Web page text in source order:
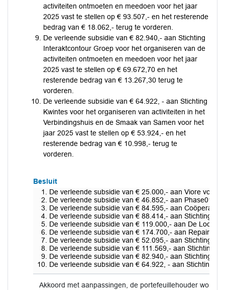
activiteiten ontmoeten en meedoen voor het jaar
2025 vast te stellen op € 93.507,- en het resterende
bedrag van € 18.062,- terug te vorderen.
De verleende subsidie van € 82.940,- aan Stichting
Interaktcontour Groep voor het organiseren van de
activiteiten ontmoeten en meedoen voor het jaar
2025 vast te stellen op € 69.672,70 en het
resterende bedrag van € 13.267,30 terug te
vorderen.
De verleende subsidie van € 64.922, - aan Stichting
Kwintes voor het organiseren van activiteiten in het
Verbindingshuis en de Smaak van Samen voor het
jaar 2025 vast te stellen op € 53.924,- en het
resterende bedrag van € 10.998,- terug te
vorderen.
Besluit
De verleende subsidie van € 25.000,- aan Viore voor
De verleende subsidie van € 46.852,- aan Phase01
De verleende subsidie van € 84.595,- aan
De verleende subsidie van € 88.414,- aan Stichting
De verleende subsidie van € 119.000,- aan De Loods
De verleende subsidie van € 174.700,- aan Repair
De verleende subsidie van € 52.095,- aan Stichting
De verleende subsidie van € 111.569,- aan Stichting
De verleende subsidie van € 82.940,- aan Stichting
De verleende subsidie van € 64.922, - aan Stichting
Akkoord met aanpassingen, de portefeuillehouder wordt